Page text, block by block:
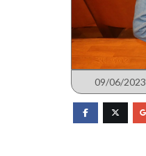
09/06/2023